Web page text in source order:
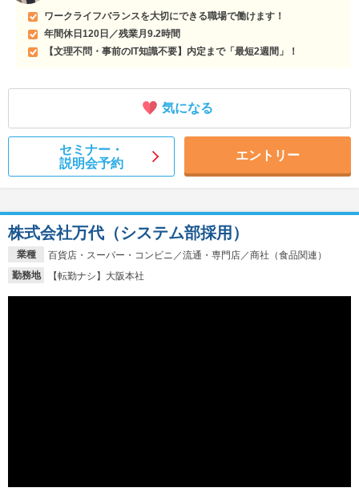
ワークライフバランスを大切にできる職場で働けます！
年間休日120日／残業月9.2時間
【文理不問・事前のIT知識不要】内定まで「最短2週間」！
気になる
セミナー・
説明会予約
エントリー
業種
百貨店・スーパー・コンビニ／流通・専門店／商社（食品関連）
勤務地
【転勤ナシ】大阪本社
株式会社万代（システム部採用）